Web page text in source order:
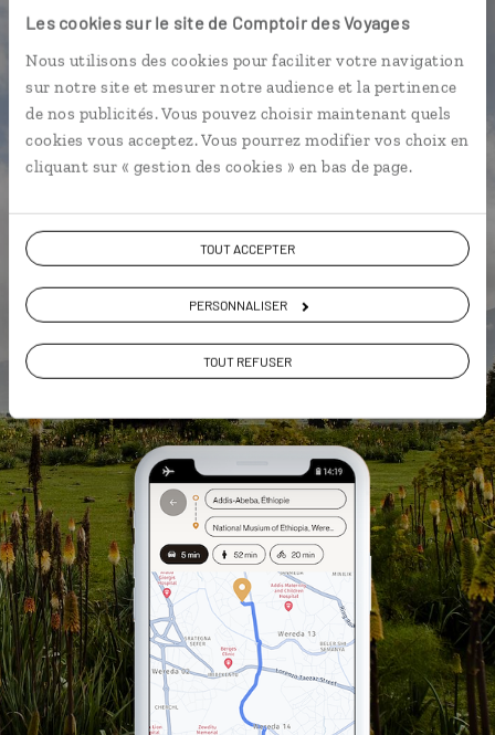
Les cookies sur le site de Comptoir des Voyages
Nous utilisons des cookies pour faciliter votre navigation
sur notre site et mesurer notre audience et la pertinence
de nos publicités. Vous pouvez choisir maintenant quels
cookies vous acceptez. Vous pourrez modifier vos choix en
cliquant sur « gestion des cookies » en bas de page.
TOUT ACCEPTER
PERSONNALISER
TOUT REFUSER
l'appli qui vous guide en Ethiopie
L’itinéraire vers votre lodge en 1
clic
Un assistant de voyage qui vous
accompagne au jour le jour
connexion internet
L'album souvenirs à composer
DÉCOUVRIR LUCIOLE